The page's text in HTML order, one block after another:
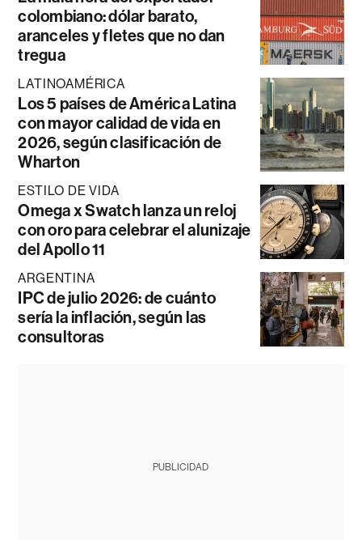
colombiano: dólar barato,
aranceles y fletes que no dan
tregua
LATINOAMÉRICA
Los 5 países de América Latina
con mayor calidad de vida en
2026, según clasificación de
Wharton
ESTILO DE VIDA
Omega x Swatch lanza un reloj
con oro para celebrar el alunizaje
del Apollo 11
ARGENTINA
IPC de julio 2026: de cuánto
sería la inflación, según las
consultoras
PUBLICIDAD